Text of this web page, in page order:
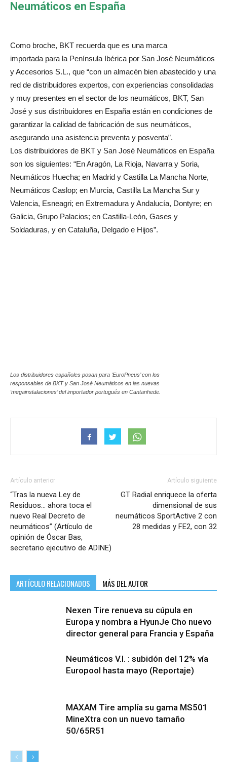
Neumáticos en España
Como broche, BKT recuerda que es una marca
importada para la Península Ibérica por San José Neumáticos
y Accesorios S.L., que “con un almacén bien abastecido y una
red de distribuidores expertos, con experiencias consolidadas
y muy presentes en el sector de los neumáticos, BKT, San
José y sus distribuidores en España están en condiciones de
garantizar la calidad de fabricación de sus neumáticos,
asegurando una asistencia preventa y posventa”.
Los distribuidores de BKT y San José Neumáticos en España
son los siguientes: “En Aragón, La Rioja, Navarra y Soria,
Neumáticos Huecha; en Madrid y Castilla La Mancha Norte,
Neumáticos Caslop; en Murcia, Castilla La Mancha Sur y
Valencia, Esneagri; en Extremadura y Andalucía, Dontyre; en
Galicia, Grupo Palacios; en Castilla-León, Gases y
Soldaduras, y en Cataluña, Delgado e Hijos”.
Los distribuidores españoles posan para ‘EuroPneus’ con los
responsables de BKT y San José Neumáticos en las nuevas
‘megainstalaciones’ del importador portugués en Cantanhede.
Artículo anterior
“Tras la nueva Ley de
Residuos… ahora toca el
nuevo Real Decreto de
neumáticos” (Artículo de
opinión de Óscar Bas,
secretario ejecutivo de ADINE)
Artículo siguiente
GT Radial enriquece la oferta
dimensional de sus
neumáticos SportActive 2 con
28 medidas y FE2, con 32
ARTÍCULO RELACIONADOS MÁS DEL AUTOR
Nexen Tire renueva su cúpula en
Europa y nombra a HyunJe Cho nuevo
director general para Francia y España
Neumáticos V.I. : subidón del 12% vía
Europool hasta mayo (Reportaje)
MAXAM Tire amplía su gama MS501
MineXtra con un nuevo tamaño
50/65R51